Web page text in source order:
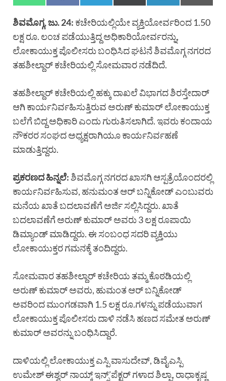
ಶಿವಮೊಗ್ಗ, ಜು. 24: ಕಚೇರಿಯಲ್ಲಿಯೇ ವ್ಯಕ್ತಿಯೋರ್ವರಿಂದ 1.50
ಲಕ್ಷ ರೂ. ಲಂಚ ಪಡೆಯುತ್ತಿದ್ದ ಅಧಿಕಾರಿಯೋರ್ವರನ್ನು,
ಲೋಕಾಯುಕ್ತ ಪೊಲೀಸರು ಬಂಧಿಸಿದ ಘಟನೆ ಶಿವಮೊಗ್ಗ ನಗರದ
ತಹಶೀಲ್ದಾರ್ ಕಚೇರಿಯಲ್ಲಿ ಸೋಮವಾರ ನಡೆದಿದೆ.
ತಹಶೀಲ್ದಾರ್ ಕಚೇರಿಯಲ್ಲಿ ಹಕ್ಕು ದಾಖಲೆ ವಿಭಾಗದ ಶಿರಸ್ತೇದಾರ್
ಆಗಿ ಕಾರ್ಯನಿರ್ವಹಿಸುತ್ತಿರುವ ಅರುಣ್ ಕುಮಾರ್ ಲೋಕಾಯುಕ್ತ
ಬಲೆಗೆ ಬಿದ್ದ ಅಧಿಕಾರಿ ಎಂದು ಗುರುತಿಸಲಾಗಿದೆ. ಇವರು ಕಂದಾಯ
ನೌಕರರ ಸಂಘದ ಅಧ್ಯಕ್ಷರಾಗಿಯೂ ಕಾರ್ಯನಿರ್ವಹಣೆ
ಮಾಡುತ್ತಿದ್ದರು.
ಪ್ರಕರಣದ ಹಿನ್ನಲೆ:ಶಿವಮೊಗ್ಗ ನಗರದ ಖಾಸಗಿ ಆಸ್ಪತ್ರೆಯೊಂದರಲ್ಲಿ
ಕಾರ್ಯನಿರ್ವಹಿಸುವ, ಹನುಮಂತ ಆರ್ ಬನ್ನಿಕೋಡ್ ಎಂಬುವರು
ಮನೆಯ ಖಾತೆ ಬದಲಾವಣೆಗೆ ಅರ್ಜಿ ಸಲ್ಲಿಸಿದ್ದರು. ಖಾತೆ
ಬದಲಾವಣೆಗೆ ಅರುಣ್ ಕುಮಾರ್ ಅವರು 3 ಲಕ್ಷ ರೂಪಾಯಿ
ಡಿಮ್ಯಾಂಡ್ ಮಾಡಿದ್ದರು. ಈ ಸಂಬಂಧ ಸದರಿ ವ್ಯಕ್ತಿಯು
ಲೋಕಾಯುಕ್ತರ ಗಮನಕ್ಕೆ ತಂದಿದ್ದರು.
ಸೋಮವಾರ ತಹಶೀಲ್ದಾರ್ ಕಚೇರಿಯ ತಮ್ಮ ಕೊಠಡಿಯಲ್ಲಿ
ಅರುಣ್ ಕುಮಾರ್ ಅವರು, ಹುಮಂತ ಆರ್ ಬನ್ನಿಕೋಡ್
ಅವರಿಂದ ಮುಂಗಡವಾಗಿ 1.5 ಲಕ್ಷ ರೂ.ಗಳನ್ನು ಪಡೆಯುವಾಗ
ಲೋಕಾಯುಕ್ತ ಪೊಲೀಸರು ದಾಳಿ ನಡೆಸಿ ಹಣದ ಸಮೇತ ಅರುಣ್
ಕುಮಾರ್ ಅವರನ್ನು ಬಂಧಿಸಿದ್ದಾರೆ.
ದಾಳಿಯಲ್ಲಿ ಲೋಕಾಯುಕ್ತ ಎಸ್ಪಿ ವಾಸುದೇವ್, ಡಿವೈಎಸ್ಪಿ
ಉಮೇಶ್ ಈಶ್ವರ್ ನಾಯ್ಕ್ ಇನ್ಸ್’ಪೆಕ್ಟರ್ ಗಳಾದ ಶಿಲ್ಪಾ, ರಾಧಾಕೃಷ್ಣ